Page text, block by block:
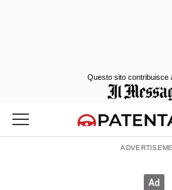
Questo sito contribuisce